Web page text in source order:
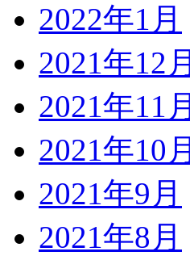
2022年1月
2021年12月
2021年11月
2021年10月
2021年9月
2021年8月